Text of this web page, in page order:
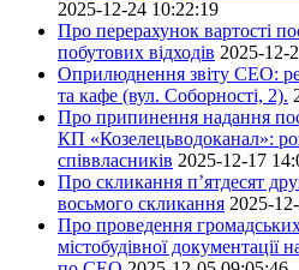
2025-12-24 10:22:19
Про перерахунок вартості
побутових відходів 2025-12-
Оприлюднення звіту СЕО:
та кафе (вул. Соборності, 2).
Про припинення надання
КП «Козелецьводоканал»:
співвласників 2025-12-17
Про скликання п’ятдесят
восьмого скликання 2025-
Про проведення
містобудівної документації